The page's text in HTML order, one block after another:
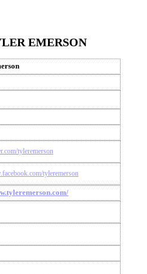
EMERSON
tyleremerson
tyleremerson